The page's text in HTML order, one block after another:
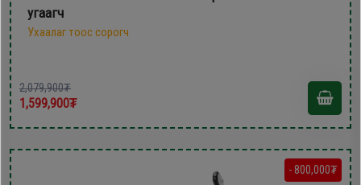
угаагч
Ухаалаг тоос сорогч
2,079,900₮
1,599,900₮
- 800,000₮